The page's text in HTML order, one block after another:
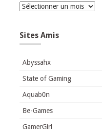
Archives
Sites Amis
Abyssahx
State of Gaming
Aquab0n
Be-Games
GamerGirl